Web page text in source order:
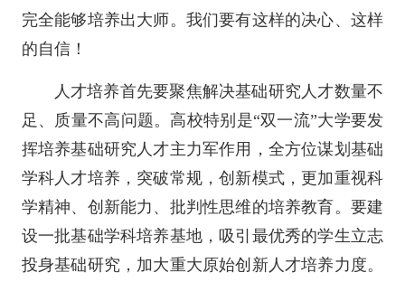
完全能够培养出大师。我们要有这样的决心、这样
的自信！
人才培养首先要聚焦解决基础研究人才数量不
足、质量不高问题。高校特别是“双一流”大学要发
挥培养基础研究人才主力军作用，全方位谋划基础
学科人才培养，突破常规，创新模式，更加重视科
学精神、创新能力、批判性思维的培养教育。要建
设一批基础学科培养基地，吸引最优秀的学生立志
投身基础研究，加大重大原始创新人才培养力度。